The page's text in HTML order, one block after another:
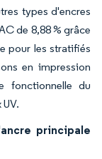
types d'encres
de 8,88 % grâce
pour les stratifiés
en impression
fonctionnelle du
principale